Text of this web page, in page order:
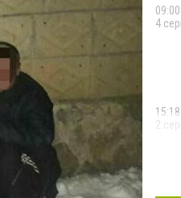
09:00
4
15:18
2